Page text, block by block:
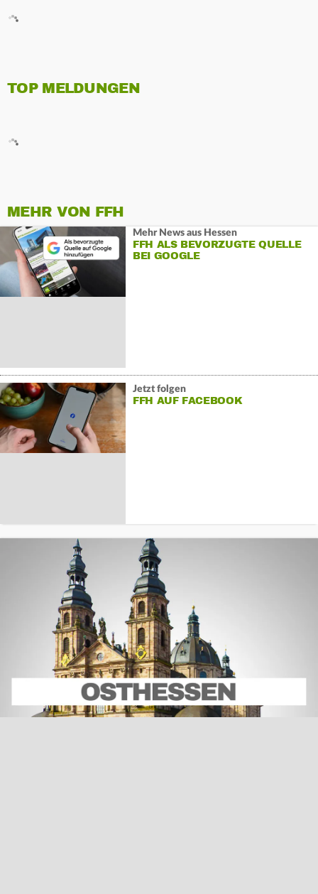
TOP MELDUNGEN
MEHR VON FFH
Mehr News aus Hessen
FFH ALS BEVORZUGTE QUELLE
BEI GOOGLE
Jetzt folgen
FFH AUF FACEBOOK